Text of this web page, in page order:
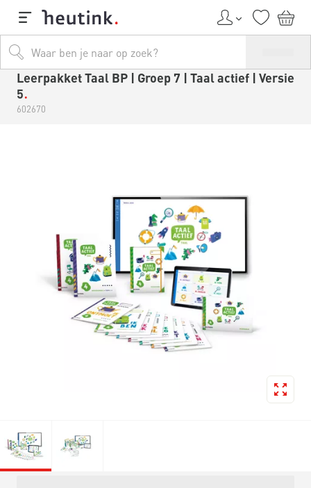
Leerpakket Taal BP | Groep 7 | Taal actief | Versie
5
602670